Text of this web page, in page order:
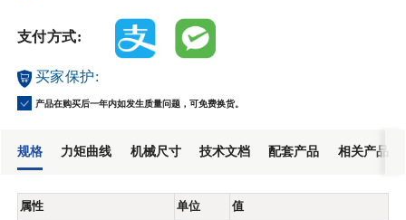
支付方式:
买家保护:
产品在购买后一年内如发生质量问题，可免费换货。
规格 力矩曲线 机械尺寸 技术文档 配套产品 相关产品
属性 单位 值